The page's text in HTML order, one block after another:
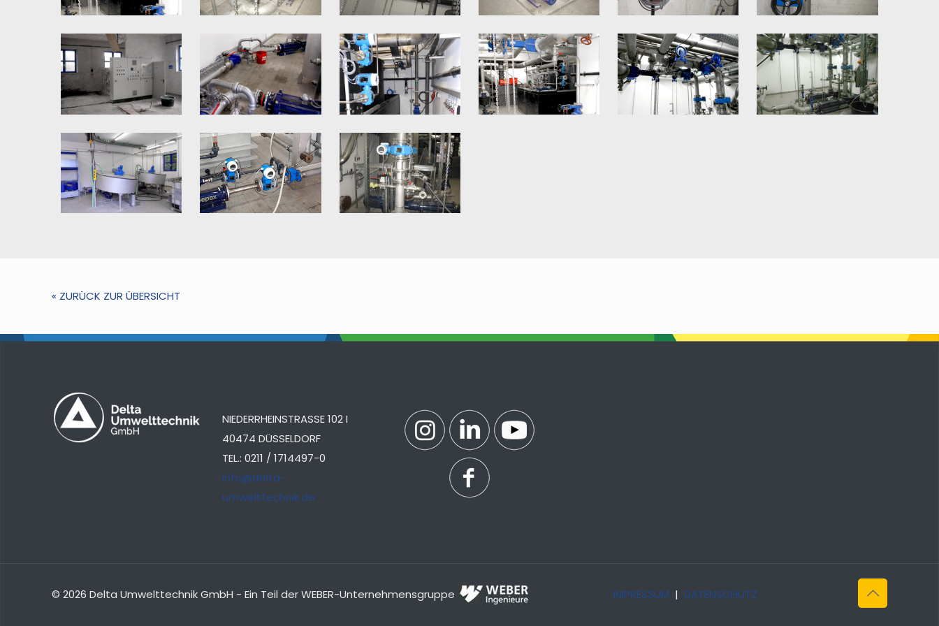
« ZURÜCK ZUR ÜBERSICHT
NIEDERRHEINSTRASSE 102 I
40474 DÜSSELDORF
TEL.: 0211 / 1714497-0
info@delta-
umwelttechnik.de
© 2026 Delta Umwelttechnik GmbH - Ein Teil der WEBER-Unternehmensgruppe IMPRESSUM | DATENSCHUTZ